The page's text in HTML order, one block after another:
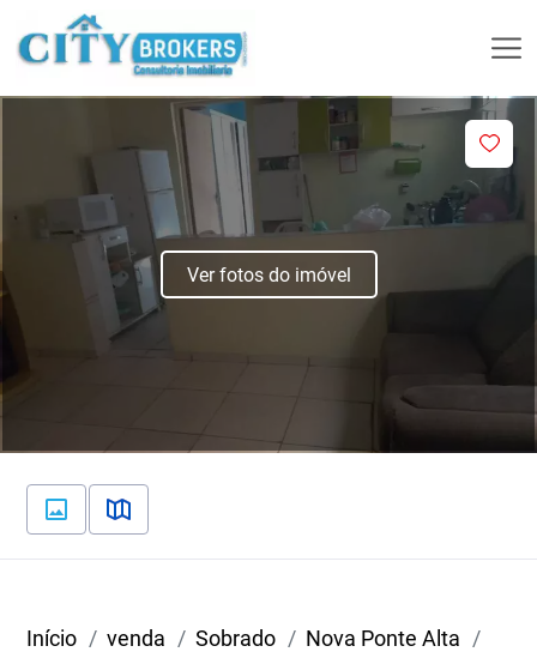
Ver fotos do imóvel
Início venda Sobrado
Nova Ponte Alta